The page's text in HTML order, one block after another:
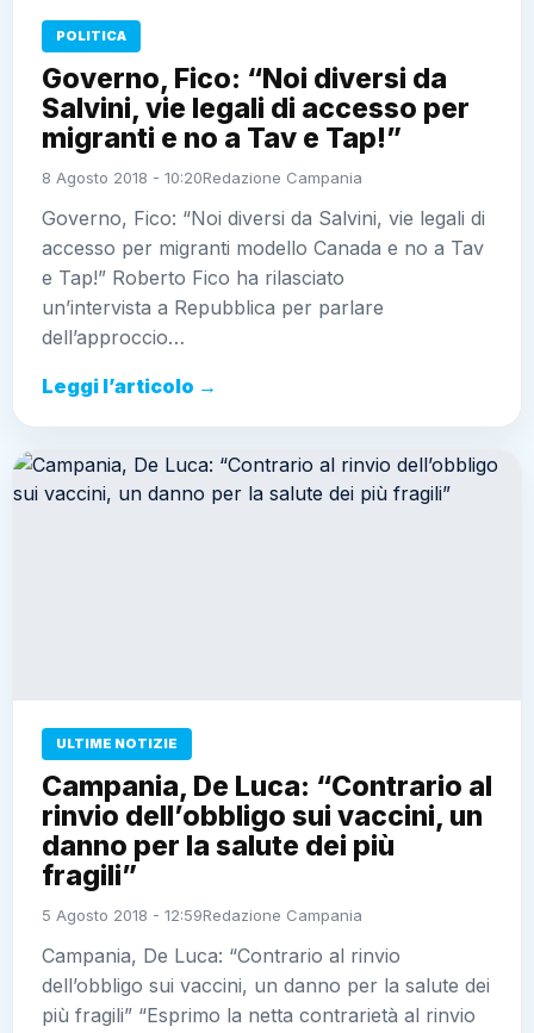
POLITICA
Governo, Fico: “Noi diversi da
Salvini, vie legali di accesso per
migranti e no a Tav e Tap!”
8 Agosto 2018 - 10:20Redazione Campania
Governo, Fico: “Noi diversi da Salvini, vie legali di
accesso per migranti modello Canada e no a Tav
e Tap!” Roberto Fico ha rilasciato
un’intervista a Repubblica per parlare
dell’approccio…
Leggi l’articolo →
ULTIME NOTIZIE
Campania, De Luca: “Contrario al
rinvio dell’obbligo sui vaccini, un
danno per la salute dei più
fragili”
5 Agosto 2018 - 12:59Redazione Campania
Campania, De Luca: “Contrario al rinvio
dell’obbligo sui vaccini, un danno per la salute dei
più fragili” “Esprimo la netta contrarietà al rinvio